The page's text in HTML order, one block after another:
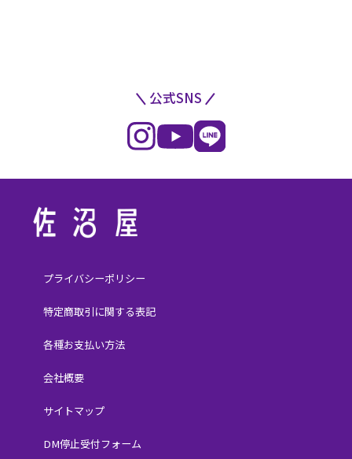
公式SNS
プライバシーポリシー
特定商取引に関する表記
各種お支払い方法
会社概要
サイトマップ
DM停止受付フォーム